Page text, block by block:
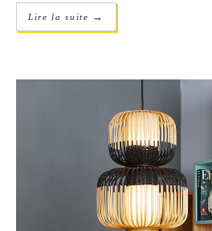
Lire la suite →